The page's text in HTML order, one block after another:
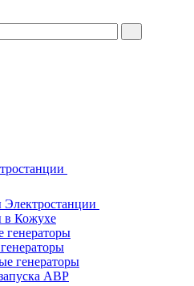
Электростанции
в Кожухе
генераторы
генераторы
АВР